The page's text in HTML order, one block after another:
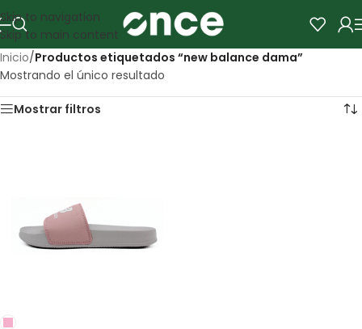
Skip to navigation
Skip to main content
Inicio/Productos etiquetados “new balance dama”
Mostrando el único resultado
Mostrar filtros